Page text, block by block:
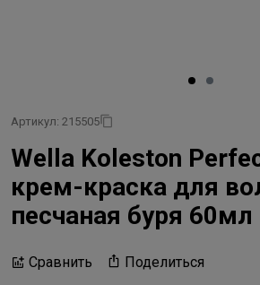
Артикул: 215505
Wella Koleston
крем-краска для
песчаная буря 60мл
Сравнить Поделиться